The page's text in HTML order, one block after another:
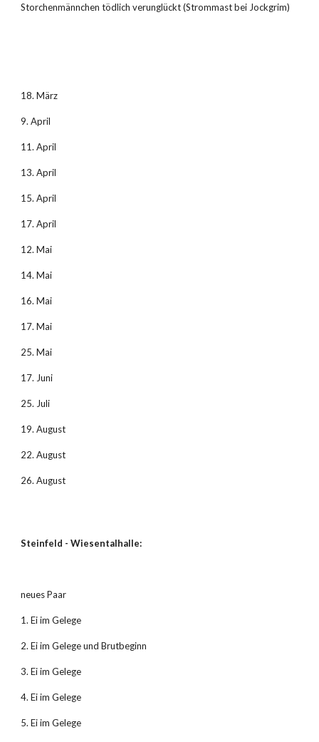
Storchenmännchen tödlich verunglückt (Strommast bei Jockgrim)
18. März
9. April
11. April
13. April
15. April
17. April
12. Mai
14. Mai
16. Mai
17. Mai
25. Mai
17. Juni
25. Juli
19. August
22. August
26. August
Steinfeld - Wiesentalhalle:
neues Paar
1. Ei im Gelege
2. Ei im Gelege und Brutbeginn
3. Ei im Gelege
4. Ei im Gelege
5. Ei im Gelege